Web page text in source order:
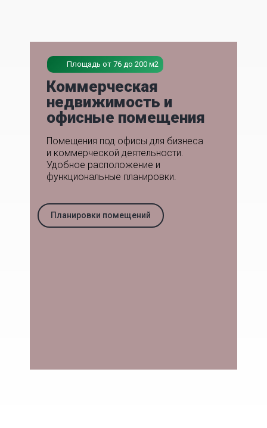
Площадь от 76 до 200 м2
Планировки помещений
Помещения под офисы для бизнеса
и коммерческой деятельности.
Удобное расположение и
функциональные планировки.
Коммерческая
недвижимость и
офисные помещения